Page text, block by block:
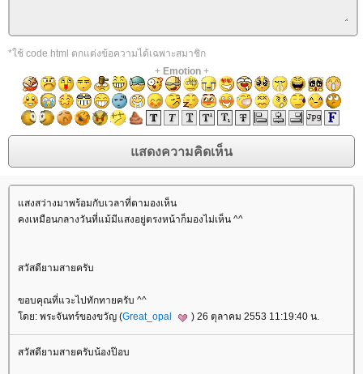
*ใช้ code html ตกแต่งข้อความได้เฉพาะสมาชิก
+ Emotion+
สงสว่างมาพร้อมกับเวลาที่ตามองเห็น
คงเหมือนกลางวันที่แม้มีแสงอยู่ตรงหน้าก็มองไม่เห็น ^^
สวัสดียามสายครับ
ขอบคุณที่แวะไปทักทายครับ ^^
ดย: พระจันทร์ของขวัญ (Great_opal ) 26 ตุลาคม 2553 11:19:40 น.
สวัสดียามสายครับน้องป๊อบ